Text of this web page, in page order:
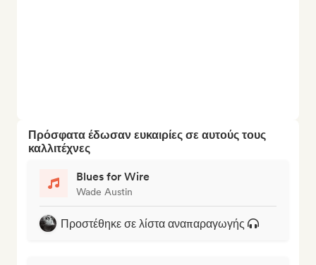
Πρόσφατα έδωσαν ευκαιρίες σε αυτούς τους
καλλιτέχνες
Blues for Wire
Wade Austin
Προστέθηκε σε λίστα αναπαραγωγής